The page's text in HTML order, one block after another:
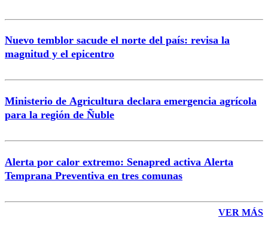
Nuevo temblor sacude el norte del país: revisa la
magnitud y el epicentro
Ministerio de Agricultura declara emergencia agrícola
para la región de Ñuble
Alerta por calor extremo: Senapred activa Alerta
Temprana Preventiva en tres comunas
VER MÁS